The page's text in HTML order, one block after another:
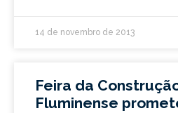
14 de novembro de 2013
Feira da
Fluminense